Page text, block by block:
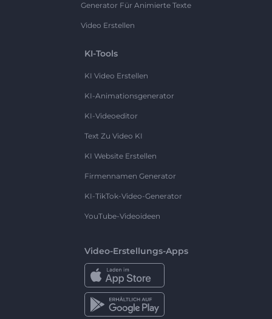
Generator Für Animierte Texte
Video Erstellen
KI-Tools
KI Video Erstellen
KI-Animationsgenerator
KI-Videoeditor
Text Zu Video KI
KI Website Erstellen
Firmennamen Generator
KI-TikTok-Video-Generator
YouTube-Videoideen
Video-Erstellungs-Apps